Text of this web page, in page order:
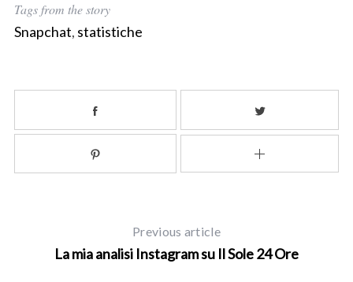
Tags from the story
Snapchat, statistiche
Previous article
La mia analisi Instagram su Il Sole 24 Ore